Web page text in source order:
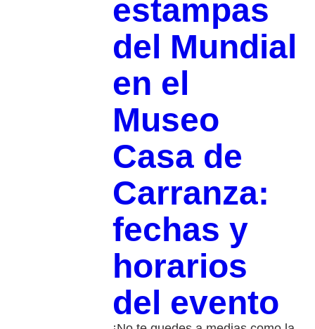
estampas
del Mundial
en el
Museo
Casa de
Carranza:
fechas y
horarios
del evento